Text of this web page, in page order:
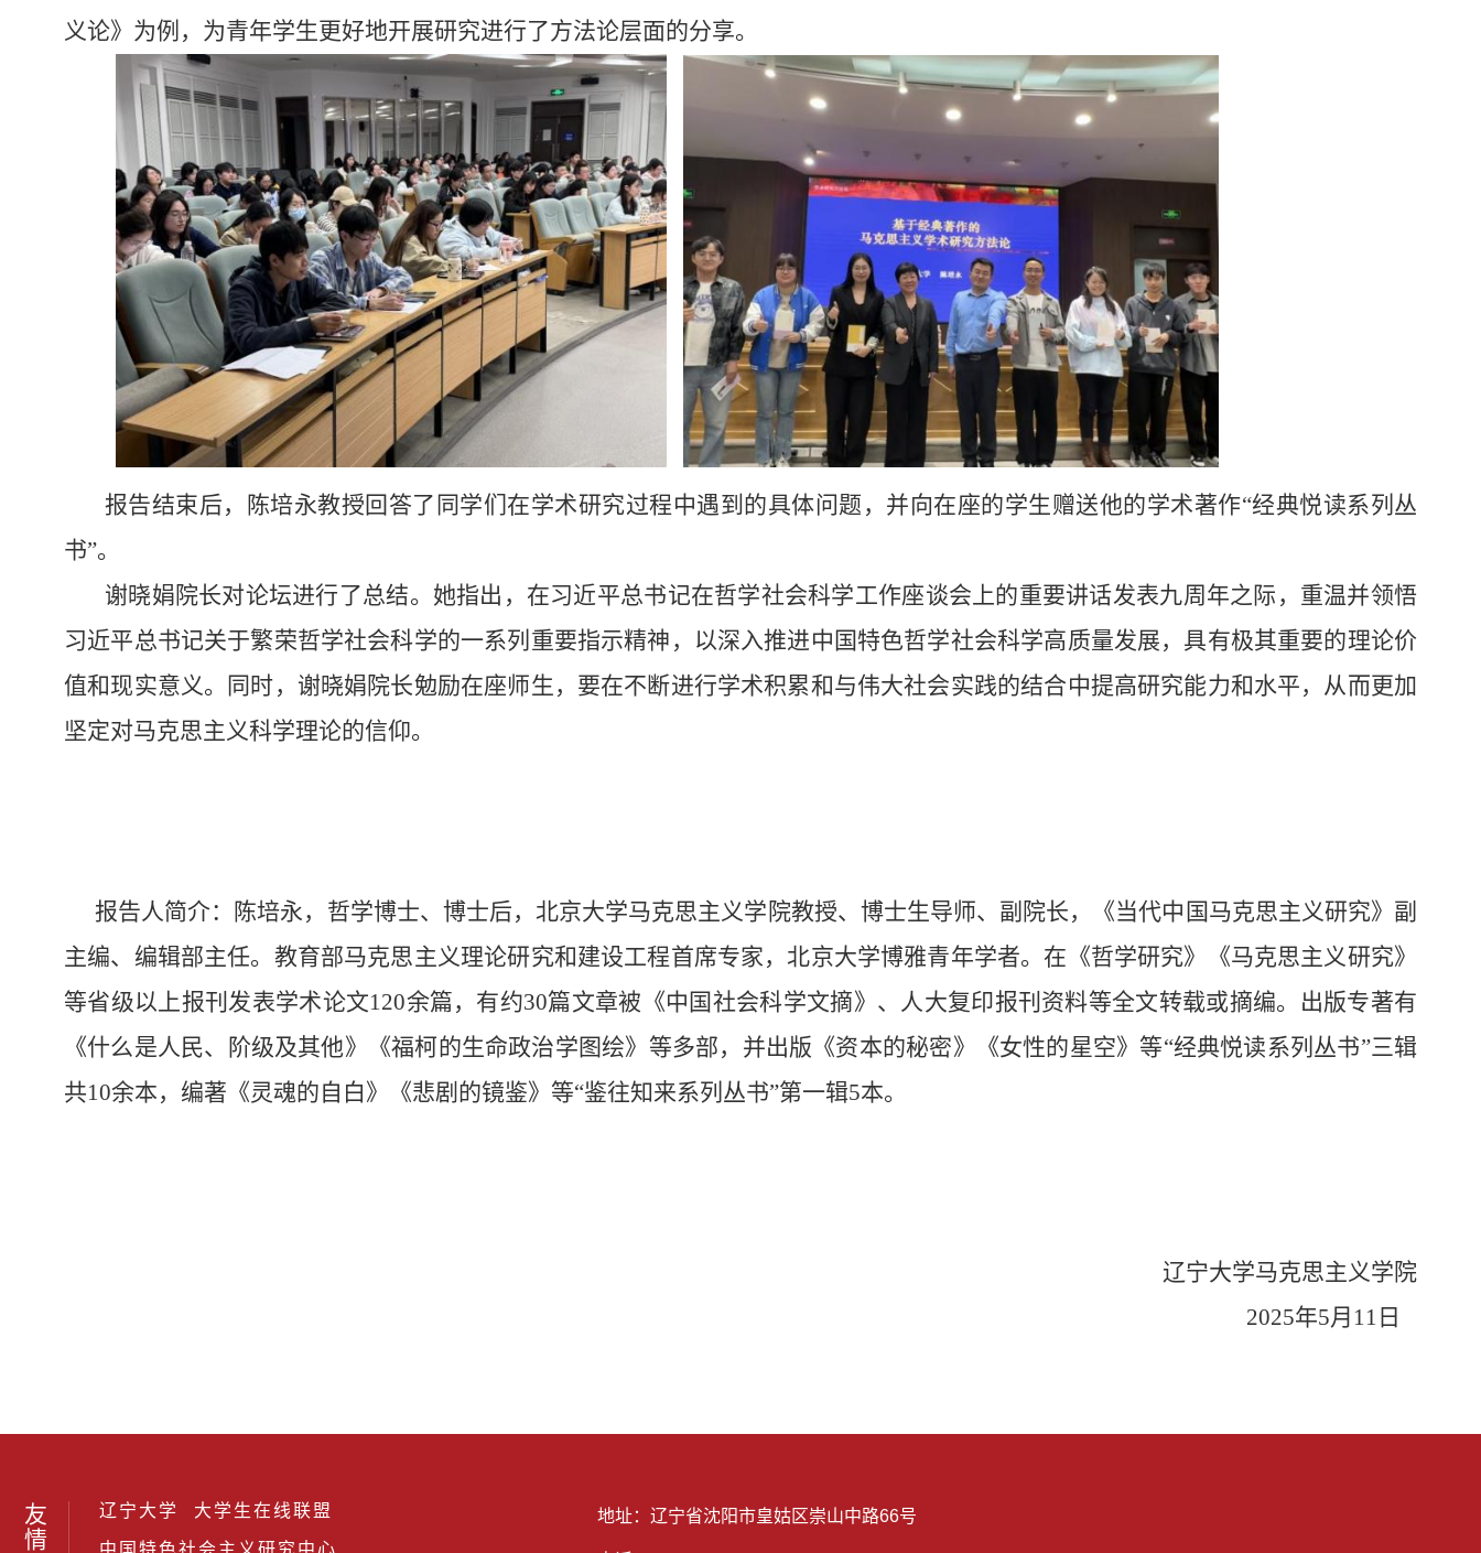
义论》为例，为青年学生更好地开展研究进行了方法论层面的分享。
报告结束后，陈培永教授回答了同学们在学术研究过程中遇到的具体问题，并向在座的学生赠送他的学术著作“经典悦读系列丛
书”。
谢晓娟院长对论坛进行了总结。她指出，在习近平总书记在哲学社会科学工作座谈会上的重要讲话发表九周年之际，重温并领悟
习近平总书记关于繁荣哲学社会科学的一系列重要指示精神，以深入推进中国特色哲学社会科学高质量发展，具有极其重要的理论价
值和现实意义。同时，谢晓娟院长勉励在座师生，要在不断进行学术积累和与伟大社会实践的结合中提高研究能力和水平，从而更加
坚定对马克思主义科学理论的信仰。
报告人简介：陈培永，哲学博士、博士后，北京大学马克思主义学院教授、博士生导师、副院长，《当代中国马克思主义研究》副
主编、编辑部主任。教育部马克思主义理论研究和建设工程首席专家，北京大学博雅青年学者。在《哲学研究》《马克思主义研究》
等省级以上报刊发表学术论文120余篇，有约30篇文章被《中国社会科学文摘》、人大复印报刊资料等全文转载或摘编。出版专著有
《什么是人民、阶级及其他》《福柯的生命政治学图绘》等多部，并出版《资本的秘密》《女性的星空》等“经典悦读系列丛书”三辑
共10余本，编著《灵魂的自白》《悲剧的镜鉴》等“鉴往知来系列丛书”第一辑5本。
辽宁大学马克思主义学院
2025年5月11日
友
情
辽宁大学 大学生在线联盟 地址：辽宁省沈阳市皇姑区崇山中路66号